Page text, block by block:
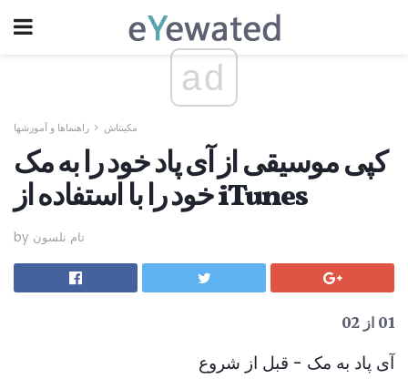
ad
مکینتاش راهنماها و آموزشها
کپی موسیقی از آی پاد خود را به مک
خود را با استفاده از iTunes
by تام نلسون
01 از 02
آی پاد به مک - قبل از شروع